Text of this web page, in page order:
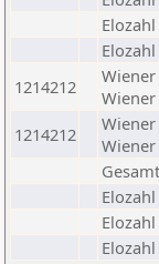
1214212
Wiener
1214212
Wiener